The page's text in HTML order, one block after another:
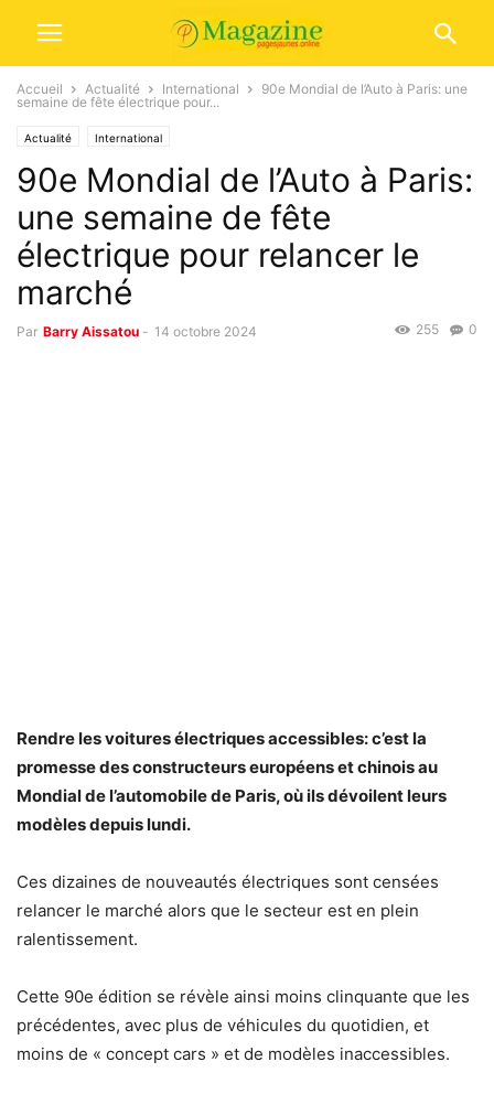
Accueil Actualité International
90e Mondial de l’Auto à Paris: une
semaine de fête électrique pour...
Actualité International
90e Mondial de l’Auto à Paris:
une semaine de fête
électrique pour relancer le
marché
Par Barry Aissatou - 14 octobre 2024 0
255
Rendre les voitures électriques accessibles: c’est la
promesse des constructeurs européens et chinois au
Mondial de l’automobile de Paris, où ils dévoilent leurs
modèles depuis lundi.
Ces dizaines de nouveautés électriques sont censées
relancer le marché alors que le secteur est en plein
ralentissement.
Cette 90e édition se révèle ainsi moins clinquante que les
précédentes, avec plus de véhicules du quotidien, et
moins de « concept cars » et de modèles inaccessibles.